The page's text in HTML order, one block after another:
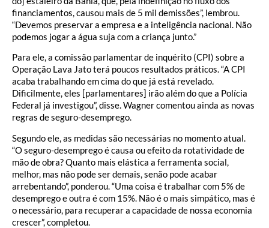
financiamentos, causou mais de 5 mil demissões”, lembrou.
“Devemos preservar a empresa e a inteligência nacional. Não
podemos jogar a água suja com a criança junto.”
Para ele, a comissão parlamentar de inquérito (CPI) sobre a
Operação Lava Jato terá poucos resultados práticos. “A CPI
acaba trabalhando em cima do que já está revelado.
Dificilmente, eles [parlamentares] irão além do que a Polícia
Federal já investigou”, disse. Wagner comentou ainda as novas
regras de seguro-desemprego.
Segundo ele, as medidas são necessárias no momento atual.
“O seguro-desemprego é causa ou efeito da rotatividade de
mão de obra? Quanto mais elástica a ferramenta social,
melhor, mas não pode ser demais, senão pode acabar
arrebentando”, ponderou. “Uma coisa é trabalhar com 5% de
desemprego e outra é com 15%. Não é o mais simpático, mas é
o necessário, para recuperar a capacidade de nossa economia
crescer”, completou.